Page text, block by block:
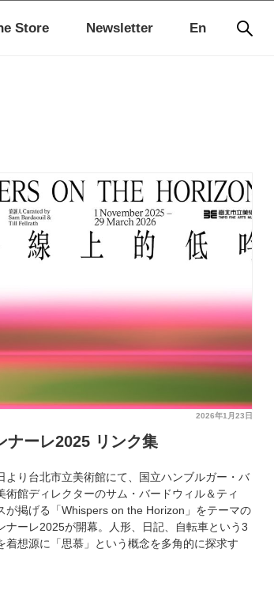
En
Store Newsletter
2026年1月23日
ナーレ2025 リンク集
より台北市立美術館にて、国立ハンブルガー・バ
術館ディレクターのサム・バードウィル＆ティ
が掲げる「Whispers on the Horizon」をテーマの
ナーレ2025が開幕。人形、日記、自転車という3
着想源に「思慕」という概念を多角的に探求す